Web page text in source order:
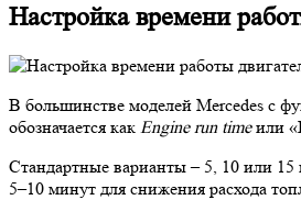
Настройка времени
В большинстве моделей Mercedes с
обозначается как Engine run timeили
Стандартные варианты – 5, 10 или 15
5–10 минут для снижения расхода